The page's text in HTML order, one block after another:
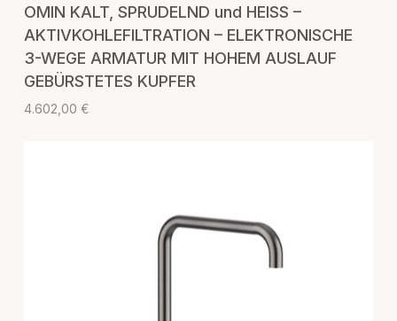
OMIN KALT, SPRUDELND und HEISS –
AKTIVKOHLEFILTRATION – ELEKTRONISCHE
3-WEGE ARMATUR MIT HOHEM AUSLAUF
GEBÜRSTETES KUPFER
4.602,00 €